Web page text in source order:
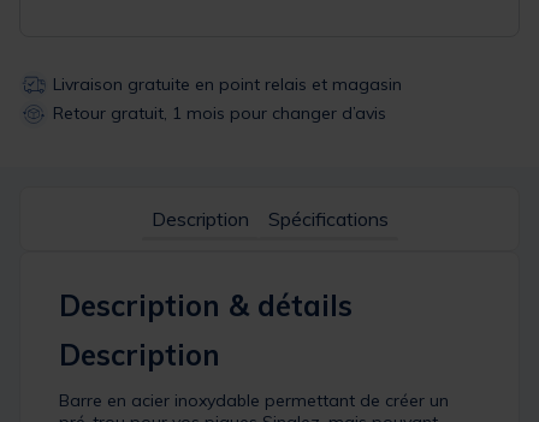
Livraison gratuite en point relais et magasin
Retour gratuit, 1 mois pour changer d’avis
Description Spécifications
Description & détails
Description
Barre en acier inoxydable permettant de créer un